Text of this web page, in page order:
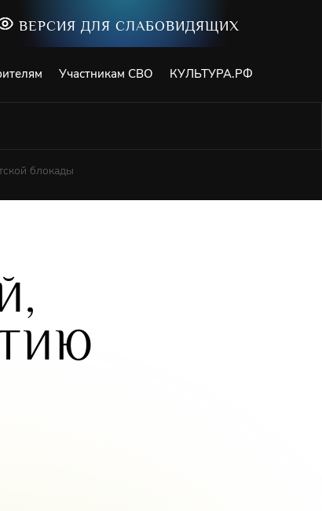
ВЕРСИЯ ДЛЯ СЛАБОВИДЯЩИХ
Участникам СВО КУЛЬТУРА.РФ
блокады